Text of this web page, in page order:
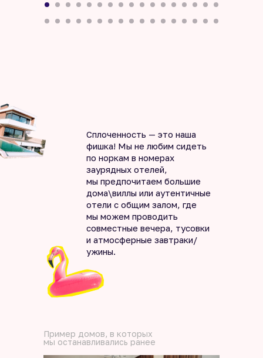
Сплоченность — это наша
фишка! Мы не любим сидеть
по норкам в номерах
заурядных отелей,
мы предпочитаем большие
дома\виллы или аутентичные
отели с общим залом, где
мы можем проводить
совместные вечера, тусовки
и атмосферные завтраки/
ужины.
Пример домов, в которых
мы останавливались ранее